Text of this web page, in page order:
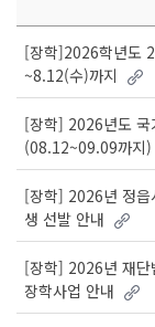
[장학]2026학년도
~8.12(수)까지
[장학] 2026년도 국
(08.12~09.09까지)
[장학] 2026년 정읍
생 선발 안내
[장학] 2026년 재단
장학사업 안내